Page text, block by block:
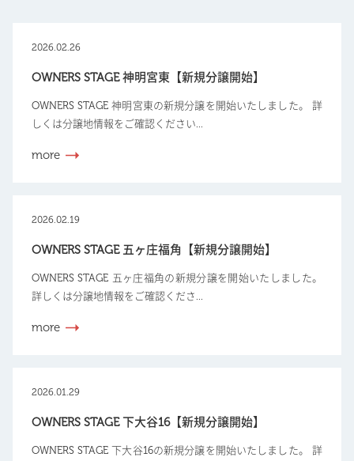
2026.02.26
OWNERS STAGE 神明宮東【新規分譲開始】
OWNERS STAGE 神明宮東の新規分譲を開始いたしました。 詳
しくは分譲地情報をご確認ください...
more
2026.02.19
OWNERS STAGE 五ヶ庄福角【新規分譲開始】
OWNERS STAGE 五ヶ庄福角の新規分譲を開始いたしました。
詳しくは分譲地情報をご確認くださ...
more
2026.01.29
OWNERS STAGE 下大谷16【新規分譲開始】
OWNERS STAGE 下大谷16の新規分譲を開始いたしました。 詳